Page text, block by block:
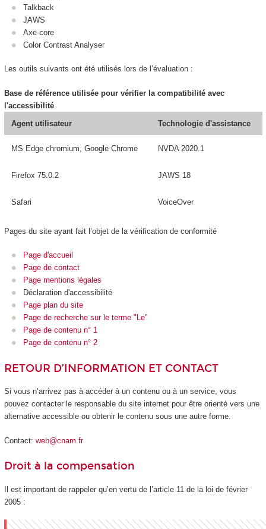
Talkback
JAWS
Axe-core
Color Contrast Analyser
Les outils suivants ont été utilisés lors de l’évaluation :
Base de référence utilisée pour vérifier la compatibilité avec
l'accessibilité
Agent utilisateur
Technologie d'assistance
MS Edge chromium, Google Chrome NVDA 2020.1
Firefox 75.0.2 JAWS 18
Safari VoiceOver
Pages du site ayant fait l’objet de la vérification de conformité
Page d'accueil
Page de contact
Page mentions légales
Déclaration d'accessibilité
Page plan du site
Page de recherche sur le terme "Le"
Page de contenu n° 1
Page de contenu n° 2
RETOUR D’INFORMATION ET CONTACT
Si vous n’arrivez pas à accéder à un contenu ou à un service, vous
pouvez contacter le responsable du site internet pour être orienté vers une
alternative accessible ou obtenir le contenu sous une autre forme.
Contact: web@cnam.fr
Droit à la compensation
Il est important de rappeler qu’en vertu de l’article 11 de la loi de février
2005 :